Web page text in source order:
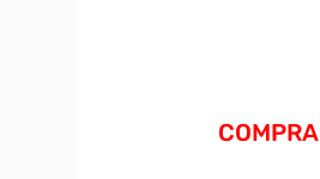
COMPRA